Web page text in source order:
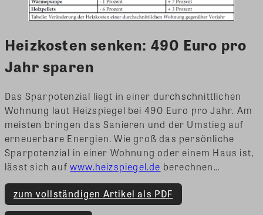
Heizkosten senken: 490 Euro pro
Jahr sparen
Das Sparpotenzial liegt in einer durchschnittlichen
Wohnung laut Heizspiegel bei 490 Euro pro Jahr. Am
meisten bringen das Sanieren und der Umstieg auf
erneuerbare Energien. Wie groß das persönliche
Sparpotenzial in einer Wohnung oder einem Haus ist,
lässt sich auf www.heizspiegel.de berechnen…
zum vollständigen Artikel als PDF